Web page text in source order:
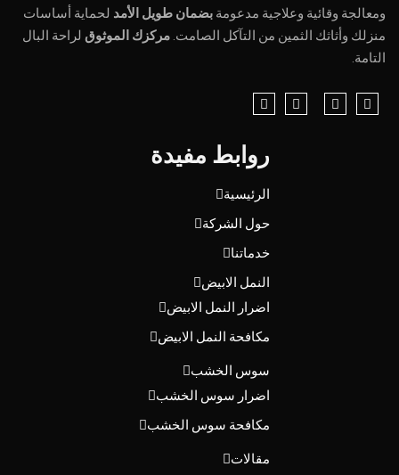
ومعالجة وقائية وعلاجية مدعومة بضمان طويل الأمد لحماية أساسات
منزلك وأثاثك الثمين من التآكل الصامت. مركزك الموثوق لراحة البال
التامة.
روابط مفيدة
الرئيسية
حول الشركة
خدماتنا
النمل الابيض
اضرار النمل الابيض
مكافحة النمل الابيض
سوس الخشب
اضرار سوس الخشب
مكافحة سوس الخشب
مقالات